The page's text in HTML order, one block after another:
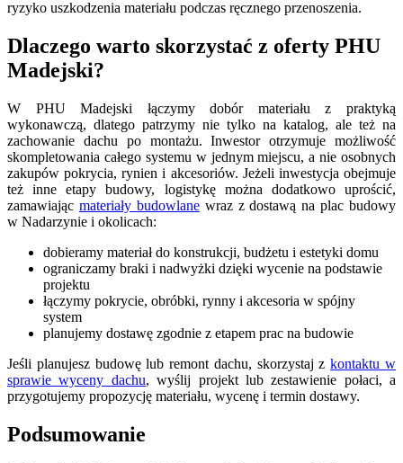
ryzyko uszkodzenia materiału podczas ręcznego przenoszenia.
Dlaczego warto skorzystać z oferty PHU
Madejski?
W PHU Madejski łączymy dobór materiału z praktyką
wykonawczą, dlatego patrzymy nie tylko na katalog, ale też na
zachowanie dachu po montażu. Inwestor otrzymuje możliwość
skompletowania całego systemu w jednym miejscu, a nie osobnych
zakupów pokrycia, rynien i akcesoriów. Jeżeli inwestycja obejmuje
też inne etapy budowy, logistykę można dodatkowo uprościć,
zamawiając materiały budowlanewraz z dostawą na plac budowy
w Nadarzynie i okolicach:
dobieramy materiał do konstrukcji, budżetu i estetyki domu
ograniczamy braki i nadwyżki dzięki wycenie na podstawie
projektu
łączymy pokrycie, obróbki, rynny i akcesoria w spójny
system
planujemy dostawę zgodnie z etapem prac na budowie
Jeśli planujesz budowę lub remont dachu, skorzystaj zkontaktu w
sprawie wyceny dachu, wyślij projekt lub zestawienie połaci, a
przygotujemy propozycję materiału, wycenę i termin dostawy.
Podsumowanie